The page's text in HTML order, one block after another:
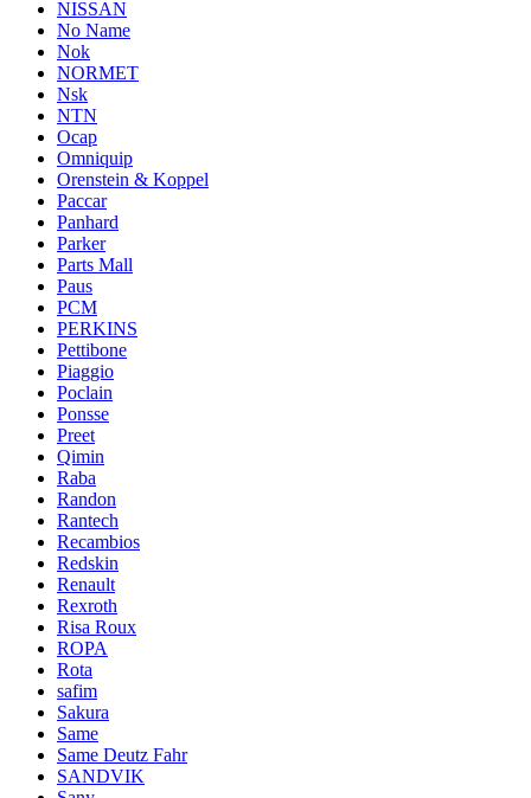
NISSAN
No Name
Nok
NORMET
Nsk
NTN
Ocap
Omniquip
Orenstein & Koppel
Paccar
Panhard
Parker
Parts Mall
Paus
PCM
PERKINS
Pettibone
Piaggio
Poclain
Ponsse
Preet
Qimin
Raba
Randon
Rantech
Recambios
Redskin
Renault
Rexroth
Risa Roux
ROPA
Rota
safim
Sakura
Same
Same Deutz Fahr
SANDVIK